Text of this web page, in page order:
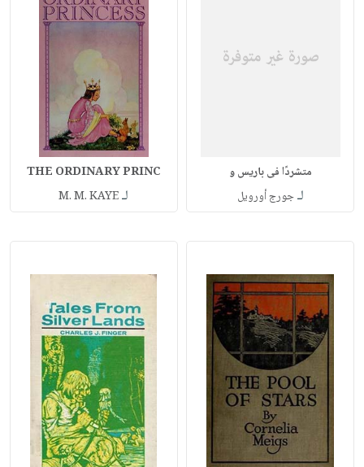
متشردًا فى باريس و
لـجورج أورويل
THE ORDINARY PRINC
لـM. M. KAYE